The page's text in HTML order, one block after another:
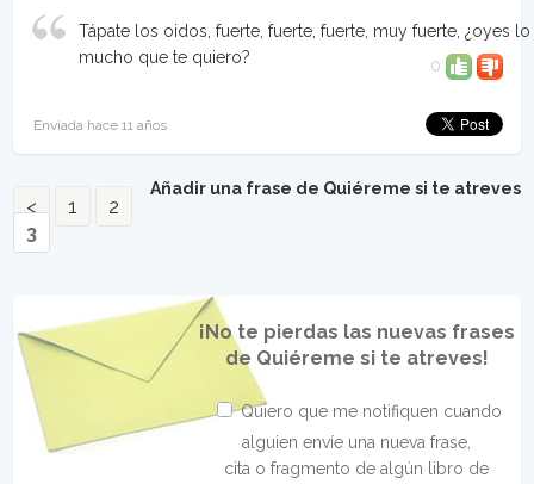
Tápate los oidos, fuerte, fuerte, fuerte, muy fuerte, ¿oyes lo
mucho que te quiero?
0
Enviada hace 11 años
Añadir una frase de Quiéreme si te atreves
< 1
2
3
¡No te pierdas las nuevas frases
de Quiéreme si te atreves!
Quiero que me notifiquen cuando
alguien envíe una nueva frase,
cita o fragmento de algún libro de